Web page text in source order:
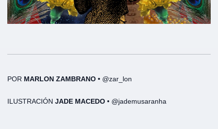
POR MARLON ZAMBRANO • @zar_lon
ILUSTRACIÓN JADE MACEDO • @jademusaranha